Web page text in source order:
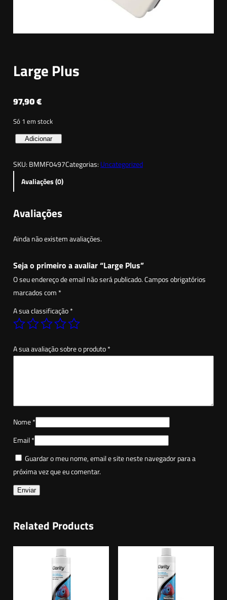
Large Plus
97,90 €
Só 1 em stock
Q
a
t
d
d
e
L
a
r
e
s
Adicionar
SKU: BMMF0497Categorias:Uncategorized
Avaliações (0)
Avaliações
Ainda não existem avaliações.
Seja o primeiro a avaliar “Large Plus”
O seu endereço de email não será publicado.Campos obrigatórios
marcados com *
A sua classificação*
A sua avaliação sobre o produto*
Nome*
Email*
Guardar o meu nome, email e site neste navegador para a
próxima vez que eu comentar.
Related Products